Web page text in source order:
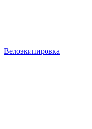
Велоэкипировка